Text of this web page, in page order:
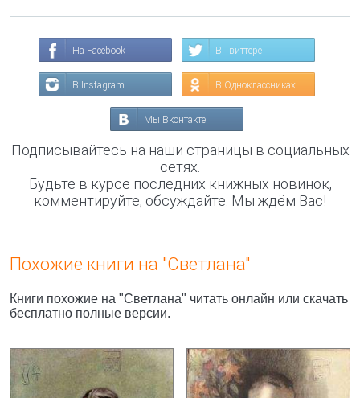
На Facebook В Твиттере
В Instagram В Одноклассниках
Мы Вконтакте
Подписывайтесь на наши страницы в социальных
сетях.
Будьте в курсе последних книжных новинок,
комментируйте, обсуждайте. Мы ждём Вас!
Похожие книги на "Светлана"
Книги похожие на "Светлана" читать онлайн или скачать
бесплатно полные версии.